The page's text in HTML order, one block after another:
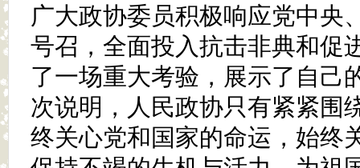
广大政协委员积极响应党中央
号召，全面投入抗击非典和促
了一场重大考验，展示了自己
次说明，人民政协只有紧紧围
终关心党和国家的命运，始终